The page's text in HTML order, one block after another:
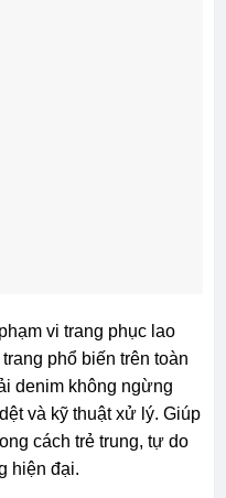
vi trang phục lao
phổ biến trên toàn
denim không ngừng
và kỹ thuật xử lý. Giúp
cách trẻ trung, tự do
hiện đại.